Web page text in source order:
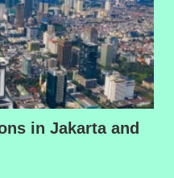
in Jakarta and